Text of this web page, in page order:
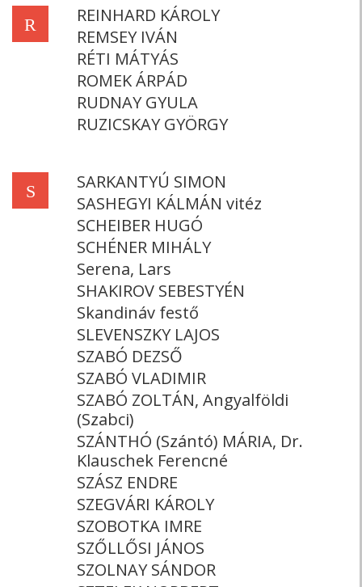
R
REINHARD KÁROLY
REMSEY IVÁN
RÉTI MÁTYÁS
ROMEK ÁRPÁD
RUDNAY GYULA
RUZICSKAY GYÖRGY
S
SARKANTYÚ SIMON
SASHEGYI KÁLMÁN vitéz
SCHEIBER HUGÓ
SCHÉNER MIHÁLY
Serena, Lars
SHAKIROV SEBESTYÉN
Skandináv festő
SLEVENSZKY LAJOS
SZABÓ DEZSŐ
SZABÓ VLADIMIR
SZABÓ ZOLTÁN, Angyalföldi
(Szabci)
SZÁNTHÓ (Szántó) MÁRIA, Dr.
Klauschek Ferencné
SZÁSZ ENDRE
SZEGVÁRI KÁROLY
SZOBOTKA IMRE
SZŐLLŐSI JÁNOS
SZOLNAY SÁNDOR